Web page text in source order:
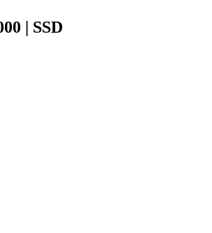
| SSD